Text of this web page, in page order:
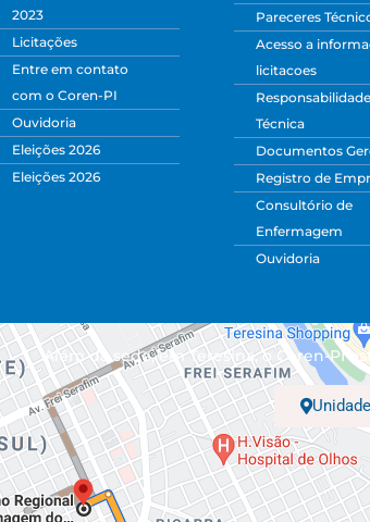
2023
Licitações
Entre em contato
com o Coren-PI
Ouvidoria
Eleições 2026
Eleições 2026
Pareceres
Acesso a
licitacoes
Responsabilidade
Técnica
Documentos
Registro de
Consultório de
Enfermagem
Ouvidoria
Além da sede, em Teresina, o Coren-PI